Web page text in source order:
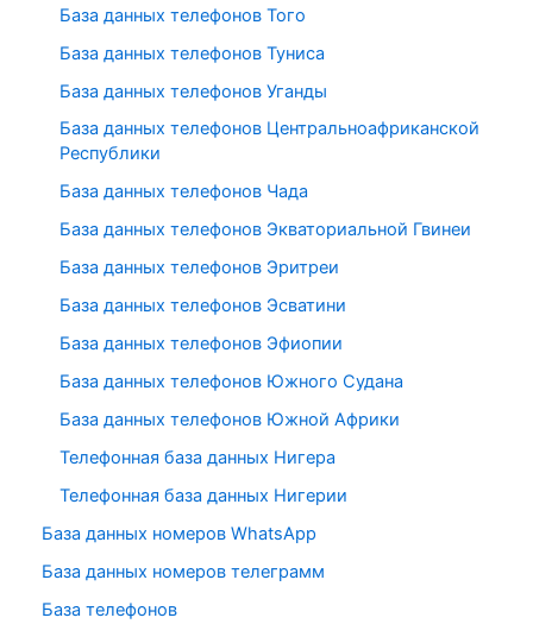
База данных телефонов Того
База данных телефонов Туниса
База данных телефонов Уганды
База данных телефонов Центральноафриканской
Республики
База данных телефонов Чада
База данных телефонов Экваториальной Гвинеи
База данных телефонов Эритреи
База данных телефонов Эсватини
База данных телефонов Эфиопии
База данных телефонов Южного Судана
База данных телефонов Южной Африки
Телефонная база данных Нигера
Телефонная база данных Нигерии
База данных номеров WhatsApp
База данных номеров телеграмм
База телефонов